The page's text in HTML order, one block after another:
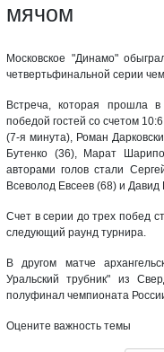
мячом
Московское "Динамо"
четвертьфинальной серии
Встреча, которая прошла в
победой гостей со счетом
(7-я минута), Роман
Бутенко (36), Марат
авторами голов стали
Всеволод Евсеев (68) и
Счет в серии до трех побед
следующий раунд турнира.
В другом матче
Уральский трубник" из
полуфинал чемпионата
Оцените важность темы